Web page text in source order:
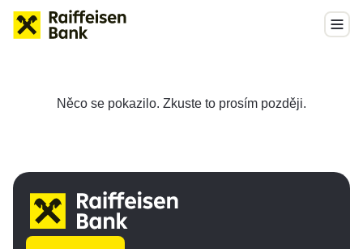
Něco se pokazilo. Zkuste to prosím později.